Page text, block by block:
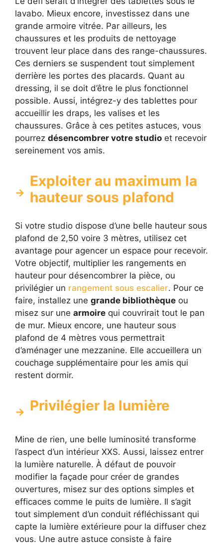
lavabo. Mieux encore, investissez dans une
grande armoire vitrée. Par ailleurs, les
chaussures et les produits de nettoyage
trouvent leur place dans des range-chaussures.
Ces derniers se suspendent tout simplement
derrière les portes des placards. Quant au
dressing, il se doit d’être le plus fonctionnel
possible. Aussi, intégrez-y des tablettes pour
accueillir les draps, les valises et les
chaussures. Grâce à ces petites astuces, vous
pourrez désencombrer votre studio et recevoir
sereinement vos amis.
Exploiter au maximum la
hauteur sous plafond
Si votre studio dispose d’une belle hauteur sous
plafond de 2,50 voire 3 mètres, utilisez cet
avantage pour agencer un espace pour recevoir.
Votre objectif, multiplier les rangements en
hauteur pour désencombrer la pièce, ou
privilégier un rangement sous escalier. Pour ce
faire, installez une grande bibliothèque ou
misez sur une armoire qui couvrirait tout le pan
de mur. Mieux encore, une hauteur sous
plafond de 4 mètres vous permettrait
d’aménager une mezzanine. Elle accueillera un
couchage supplémentaire pour les amis qui
restent dormir.
Privilégier la lumière
Mine de rien, une belle luminosité transforme
l’aspect d’un intérieur XXS. Aussi, laissez entrer
la lumière naturelle. À défaut de pouvoir
modifier la façade pour créer de grandes
ouvertures, misez sur des options simples et
efficaces comme le puits de lumière. Il s’agit
tout simplement d’un conduit réfléchissant qui
capte la lumière extérieure pour la diffuser chez
vous. Une autre astuce consiste à faire